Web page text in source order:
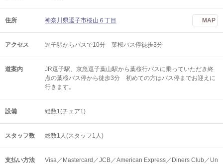
住所 神奈川県逗子市桜山６丁目 MAP
アクセス 逗子駅からバスで10分 葉桜バス停徒歩3分
道案内
JR逗子駅、京急逗子葉山駅から葉桜行バスに乗っていただき終
点の葉桜バス停から徒歩3分 初めての方はバス停までお迎えに
行きます。
設備 総数1(チェア1)
スタッフ数 総数1人(スタッフ1人)
支払い方法
Visa／Mastercard／JCB／American Express／Diners Club／Un